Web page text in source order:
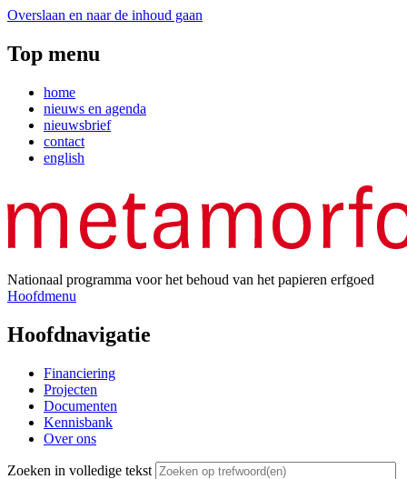
Overslaan en naar de inhoud gaan
Top menu
home
nieuws en agenda
nieuwsbrief
contact
english
Nationaal programma voor het behoud van het papieren erfgoed
Hoofdmenu
Hoofdnavigatie
Financiering
Projecten
Documenten
Kennisbank
Over ons
Zoeken in volledige tekst